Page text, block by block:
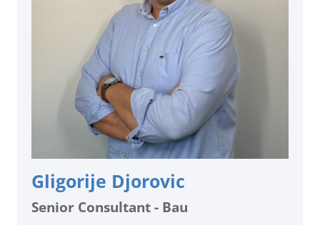
Gligorije Djorovic
Senior Consultant - Bau